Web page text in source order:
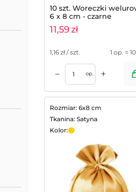
10 szt. Woreczki
6 x 8 cm - czarne
11,59zł
1,16 zł / szt. 1 op. =
– op. +
Rozmiar: 6x8 cm
Tkanina: Satyna
Kolor: